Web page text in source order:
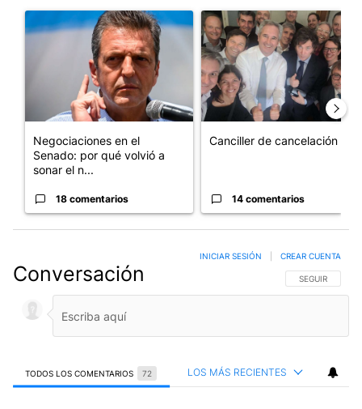
Un artículo de tendencia con el título "Negociaciones en el
Negociaciones en el
Senado: por qué volvió a
sonar el n...
18 comentarios
Un artículo de tendencia con
Canciller de cancelación
14 comentarios
Conversación SIGA ESTA
SEGUIR
INICIAR SESIÓN CREAR CUENTA
TODOS LOS COMENTARIOS 72 LOS MÁS RECIENTES